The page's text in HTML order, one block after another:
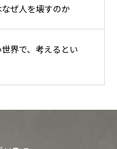
ぜ人を壊すのか
界で、考えるとい